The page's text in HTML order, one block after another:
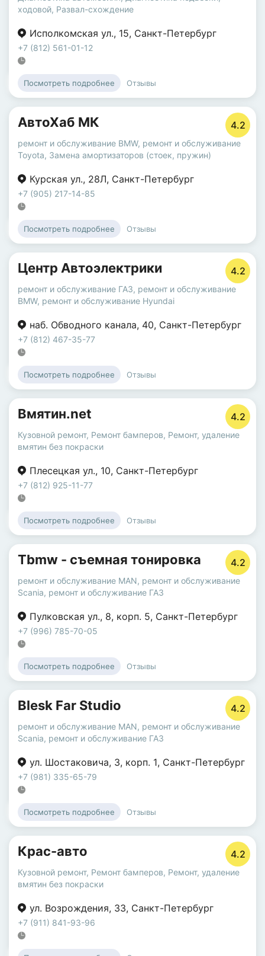
ходовой, Развал-схождение
Исполкомская ул., 15, Санкт-Петербург
+7 (812) 561-01-12
Посмотреть подробнее Отзывы
АвтоХаб МК 4.2
ремонт и обслуживание BMW, ремонт и обслуживание
Toyota, Замена амортизаторов (стоек, пружин)
Курская ул., 28Л, Санкт-Петербург
+7 (905) 217-14-85
Посмотреть подробнее Отзывы
Центр Автоэлектрики 4.2
ремонт и обслуживание ГАЗ, ремонт и обслуживание
BMW, ремонт и обслуживание Hyundai
наб. Обводного канала, 40, Санкт-Петербург
+7 (812) 467-35-77
Посмотреть подробнее Отзывы
Вмятин.net 4.2
Кузовной ремонт, Ремонт бамперов, Ремонт, удаление
вмятин без покраски
Плесецкая ул., 10, Санкт-Петербург
+7 (812) 925-11-77
Посмотреть подробнее Отзывы
Tbmw - съемная тонировка 4.2
ремонт и обслуживание MAN, ремонт и обслуживание
Scania, ремонт и обслуживание ГАЗ
Пулковская ул., 8, корп. 5, Санкт-Петербург
+7 (996) 785-70-05
Посмотреть подробнее Отзывы
Blesk Far Studio 4.2
ремонт и обслуживание MAN, ремонт и обслуживание
Scania, ремонт и обслуживание ГАЗ
ул. Шостаковича, 3, корп. 1, Санкт-Петербург
+7 (981) 335-65-79
Посмотреть подробнее Отзывы
Крас-авто 4.2
Кузовной ремонт, Ремонт бамперов, Ремонт, удаление
вмятин без покраски
ул. Возрождения, 33, Санкт-Петербург
+7 (911) 841-93-96